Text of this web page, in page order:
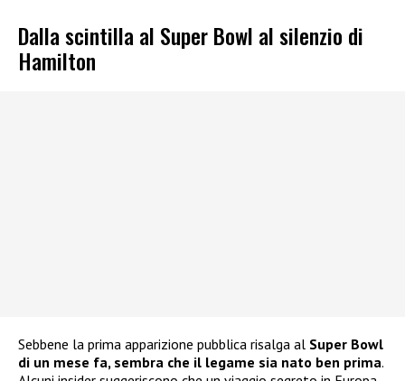
Dalla scintilla al Super Bowl al silenzio di
Hamilton
Sebbene la prima apparizione pubblica risalga al Super Bowl
di un mese fa, sembra che il legame sia nato ben prima.